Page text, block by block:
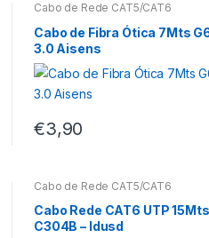
Cabo de Rede CAT5/CAT6
Cabo de Fibra Ótica 7Mts
3.0 Aisens
€3,90
Cabo de Rede CAT5/CAT6
Cabo Rede CAT6 UTP 15Mts
C304B – Idusd